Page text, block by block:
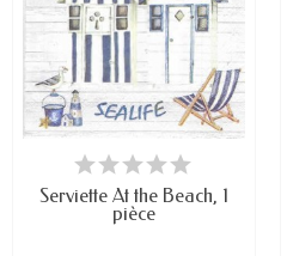
EN STOCK
Serviette At the Beach, 1
pièce